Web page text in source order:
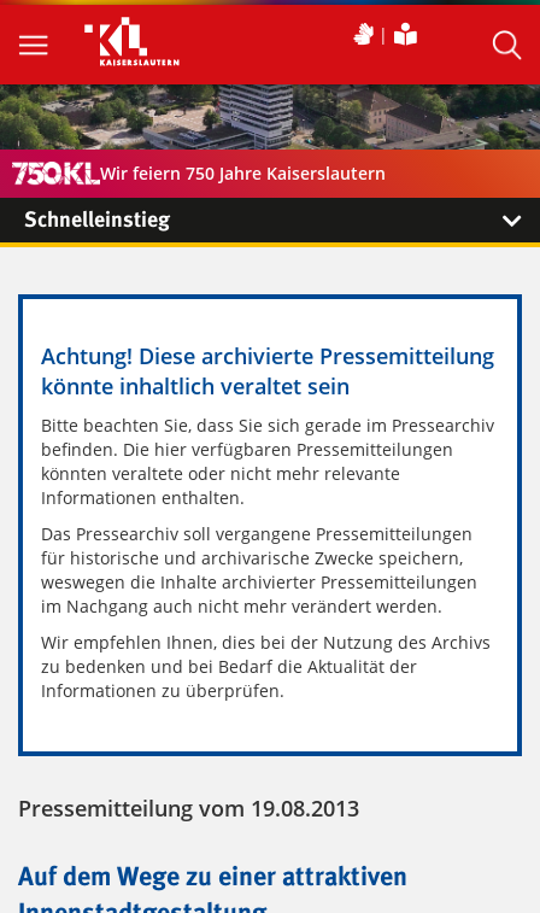
Wir feiern 750 Jahre Kaiserslautern
Schnelleinstieg
Achtung! Diese archivierte Pressemitteilung
könnte inhaltlich veraltet sein
Bitte beachten Sie, dass Sie sich gerade im Pressearchiv
befinden. Die hier verfügbaren Pressemitteilungen
könnten veraltete oder nicht mehr relevante
Informationen enthalten.
Das Pressearchiv soll vergangene Pressemitteilungen
für historische und archivarische Zwecke speichern,
weswegen die Inhalte archivierter Pressemitteilungen
im Nachgang auch nicht mehr verändert werden.
Wir empfehlen Ihnen, dies bei der Nutzung des Archivs
zu bedenken und bei Bedarf die Aktualität der
Informationen zu überprüfen.
Pressemitteilung vom 19.08.2013
Auf dem Wege zu einer attraktiven